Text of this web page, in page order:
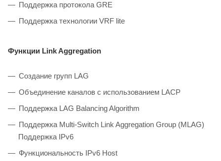
Поддержка протокола GRE
Поддержка технологии VRF lite
Функции Link Aggregation
Создание групп LAG
Объединение каналов с использованием LACP
Поддержка LAG Balancing Algorithm
Поддержка Multi-Switch Link Aggregation Group (MLAG)
Поддержка IPv6
Функциональность IPv6 Host